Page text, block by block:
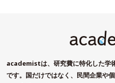
academistは、研究費に特化した学
です。国だけではなく、民間企業や